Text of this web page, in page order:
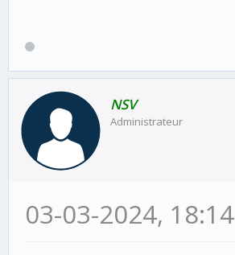
NSV
Administrateur
03-03-2024, 18:14